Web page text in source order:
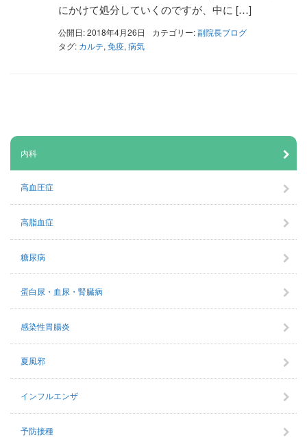
にかけて処分していくのですが、中に […]
公開日: 2018年4月26日 カテゴリー:副院長ブログ
タグ: カルテ, 免疫, 病気
内科
高血圧症
高脂血症
糖尿病
蛋白尿・血尿・腎臓病
感染性胃腸炎
夏風邪
インフルエンザ
予防接種